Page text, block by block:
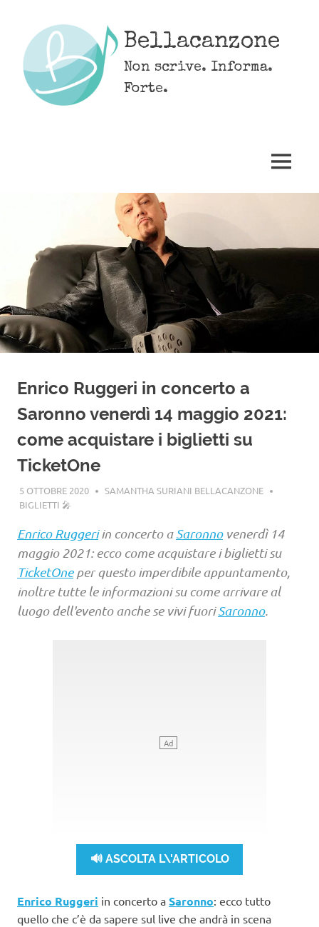
content
Bellacanzone
Non scrive. Informa.
Forte.
MENU
Enrico Ruggeri in concerto a
Saronno venerdì 14 maggio 2021:
come acquistare i biglietti su
TicketOne
5 OTTOBRE 2020
SAMANTHA SURIANI BELLACANZONE
BIGLIETTI 🎤
Enrico Ruggeriin concerto aSaronnovenerdì 14
maggio 2021: ecco come acquistare i biglietti su
TicketOneper questo imperdibile appuntamento,
inoltre tutte le informazioni su come arrivare al
luogo dell'evento anche se vivi fuoriSaronno.
🔊 ASCOLTA L\'ARTICOLO
Enrico Ruggeri in concerto a Saronno: ecco tutto
quello che c’è da sapere sul live che andrà in scena